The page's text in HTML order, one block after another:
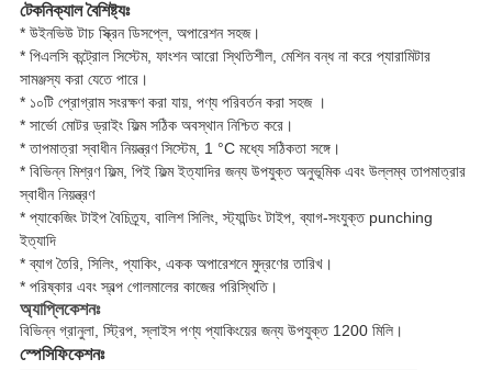
টেকনিক্যাল বৈশিষ্ট্যঃ
* উইনভিউ টাচ স্ক্রিন ডিসপ্লে, অপারেশন সহজ।
* পিএলসি কন্ট্রোল সিস্টেম, ফাংশন আরো স্থিতিশীল, মেশিন বন্ধ না করে প্যারামিটার
সামঞ্জস্য করা যেতে পারে।
* ১০টি প্রোগ্রাম সংরক্ষণ করা যায়, পণ্য পরিবর্তন করা সহজ ।
* সার্ভো মোটর ড্রাইং ফিল্ম সঠিক অবস্থান নিশ্চিত করে।
* তাপমাত্রা স্বাধীন নিয়ন্ত্রণ সিস্টেম, 1 °C মধ্যে সঠিকতা সঙ্গে।
* বিভিন্ন মিশ্রণ ফিল্ম, পিই ফিল্ম ইত্যাদির জন্য উপযুক্ত অনুভূমিক এবং উল্লম্ব তাপমাত্রার
স্বাধীন নিয়ন্ত্রণ
* প্যাকেজিং টাইপ বৈচিত্র্য, বালিশ সিলিং, স্ট্যান্ডিং টাইপ, ব্যাগ-সংযুক্ত punching
ইত্যাদি
* ব্যাগ তৈরি, সিলিং, প্যাকিং, একক অপারেশনে মুদ্রণের তারিখ।
* পরিষ্কার এবং স্বল্প গোলমালের কাজের পরিস্থিতি।
অ্যাপ্লিকেশনঃ
বিভিন্ন গ্রানুলা, স্ট্রিপ, স্লাইস পণ্য প্যাকিংয়ের জন্য উপযুক্ত 1200 মিলি।
স্পেসিফিকেশনঃ